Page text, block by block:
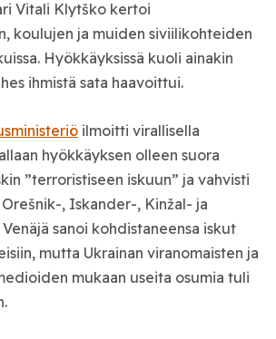
Vitali Klytško kertoi
koulujen ja muiden siviilikohteiden
Hyökkäyksissä kuoli ainakin
ihmistä sata haavoittui.
ilmoitti virallisella
hyökkäyksen olleen suora
”terroristiseen iskuun” ja vahvisti
, Iskander-, Kinžal- ja
sanoi kohdistaneensa iskut
mutta Ukrainan viranomaisten ja
mukaan useita osumia tuli